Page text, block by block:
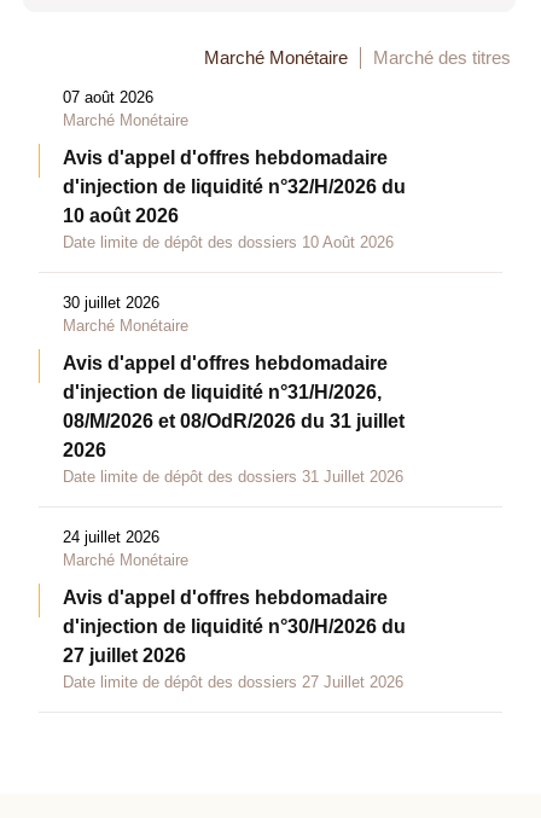
Marché Monétaire Marché des titres
07 août 2026
Marché Monétaire
Avis d'appel d'offres hebdomadaire
d'injection de liquidité n°32/H/2026 du
10 août 2026
Date limite de dépôt des dossiers 10 Août 2026
30 juillet 2026
Marché Monétaire
Avis d'appel d'offres hebdomadaire
d'injection de liquidité n°31/H/2026,
08/M/2026 et 08/OdR/2026 du 31 juillet
2026
Date limite de dépôt des dossiers 31 Juillet 2026
24 juillet 2026
Marché Monétaire
Avis d'appel d'offres hebdomadaire
d'injection de liquidité n°30/H/2026 du
27 juillet 2026
Date limite de dépôt des dossiers 27 Juillet 2026